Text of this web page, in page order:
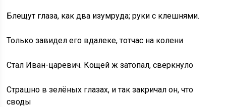
Блещут глаза, как два изумруда; руки с клешнями.
Только завидел его вдалеке, тотчас на колени
Стал Иван-царевич. Кощей ж затопал, сверкнуло
Страшно в зелёных глазах, и так закричал он, что
своды